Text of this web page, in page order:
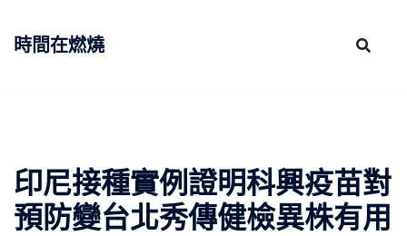
時間在燃燒
印尼接種實例證明科興疫苗對
預防變台北秀傳健檢異株有用